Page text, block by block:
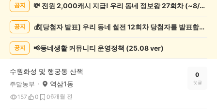
게
공지 💸 전원 2,000캐시 지급! 우리 동네 정보왕 27회차 (~8/10)
공지 💰[당첨자 발표] 우리 동네 썰전 12회차 당첨자를 발표합니다!
공지 📢동네생활 커뮤니티 운영정책 (25.08 ver)
수원화성 및 행궁동 산책
주말농부 역삼1동
157 0 06개월 전
0
댓글